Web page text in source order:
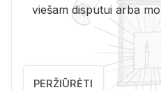
viešam disputui arba
PERŽIŪRĖTI